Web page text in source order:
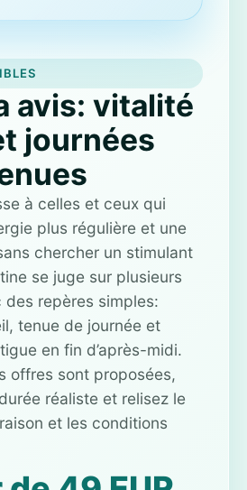
avis: vitalité
journées
à celles et ceux qui
plus régulière et une
chercher un stimulant
se juge sur plusieurs
des repères simples:
tenue de journée et
en fin d’après-midi.
offres sont proposées,
réaliste et relisez le
et les conditions